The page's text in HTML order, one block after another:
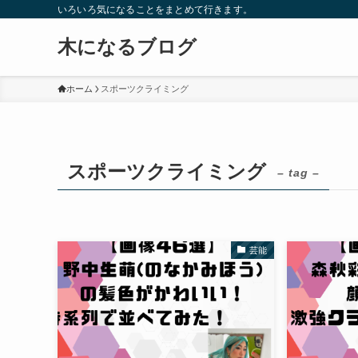
いろいろ気になることをまとめて行きます。
木になるブログ
ホーム スポーツクライミング
スポーツクライミング – tag –
芸能